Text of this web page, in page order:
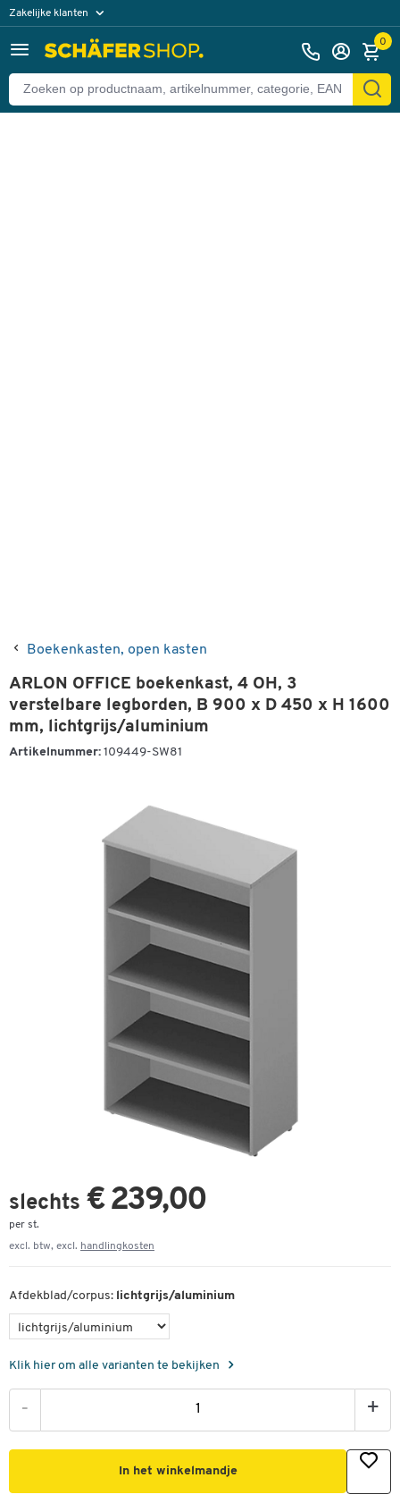
Zakelijke klanten
Particuliere klanten 0
Boekenkasten, open kasten
ARLON OFFICE boekenkast, 4 OH, 3
verstelbare legborden, B 900 x D 450 x H 1600
mm, lichtgrijs/aluminium
Artikelnummer: 109449-SW81
slechts € 239,00
per st.
excl. btw, excl. handlingkosten
Afdekblad/corpus: lichtgrijs/aluminium
Klik hier om alle varianten te bekijken
- +
In het winkelmandje
Terug